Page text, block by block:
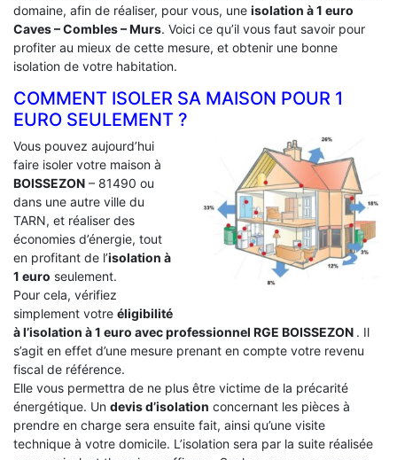
domaine, afin de réaliser, pour vous, une isolation à 1 euro
Caves – Combles – Murs. Voici ce qu’il vous faut savoir pour
profiter au mieux de cette mesure, et obtenir une bonne
isolation de votre habitation.
COMMENT ISOLER SA MAISON POUR 1
EURO SEULEMENT ?
Vous pouvez aujourd’hui
faire isoler votre maison à
BOISSEZON – 81490 ou
dans une autre ville du
TARN, et réaliser des
économies d’énergie, tout
en profitant de l’isolation à
1 euro seulement.
Pour cela, vérifiez
simplement votre éligibilité
à l’isolation à 1 euro avec professionnel RGE BOISSEZON . Il
s’agit en effet d’une mesure prenant en compte votre revenu
fiscal de référence.
Elle vous permettra de ne plus être victime de la précarité
énergétique. Un devis d’isolation concernant les pièces à
prendre en charge sera ensuite fait, ainsi qu’une visite
technique à votre domicile. L’isolation sera par la suite réalisée